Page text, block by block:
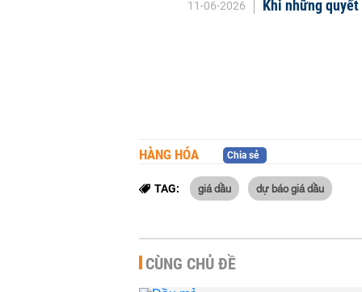
11-06-2026 Khi những quyết
HÀNG HÓA Chia sẻ
TAG: giá dầu dự báo giá dầu
CÙNG CHỦ ĐỀ